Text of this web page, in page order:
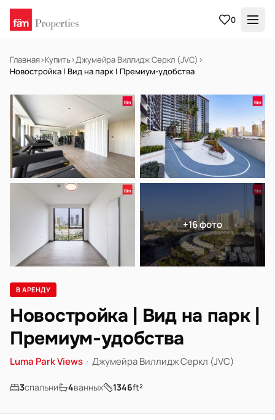
0
Главная›Купить›Джумейра Виллидж Серкл (JVC) ›
Новостройка | Вид на парк | Премиум-удобства
В АРЕНДУ Готов к заселению
+16 фото
В АРЕНДУ
Новостройка | Вид на парк |
Премиум-удобства
Luma Park Views · Джумейра Виллидж Серкл (JVC)
3спальни 4ванных 1346ft²